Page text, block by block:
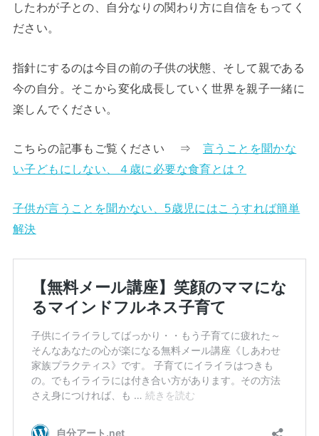
したわが子との、自分なりの関わり方に自信をもってく
ださい。
指針にするのは今目の前の子供の状態、そして親である
今の自分。そこから変化成長していく世界を親子一緒に
楽しんでください。
こちらの記事もご覧ください ⇒ 言うことを聞かな
い子どもにしない、４歳に必要な食育とは？
子供が言うことを聞かない、5歳児にはこうすれば簡単
解決